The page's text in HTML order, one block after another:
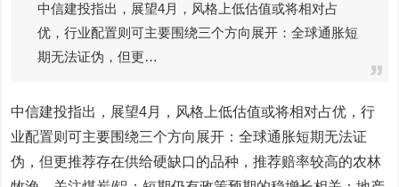
中信建投指出，展望4月，风格上低估值或将相对占
优，行业配置则可主要围绕三个方向展开：全球通胀短
期无法证伪，但更…
中信建投指出，展望4月，风格上低估值或将相对占优，行
业配置则可主要围绕三个方向展开：全球通胀短期无法证
伪，但更推荐存在供给硬缺口的品种，推荐赔率较高的农林